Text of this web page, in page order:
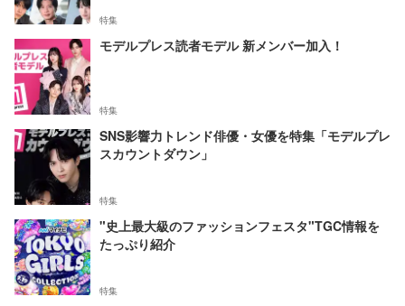
特集
モデルプレス読者モデル 新メンバー加入！
特集
SNS影響力トレンド俳優・女優を特集「モデルプレ
スカウントダウン」
特集
"史上最大級のファッションフェスタ"TGC情報を
たっぷり紹介
特集